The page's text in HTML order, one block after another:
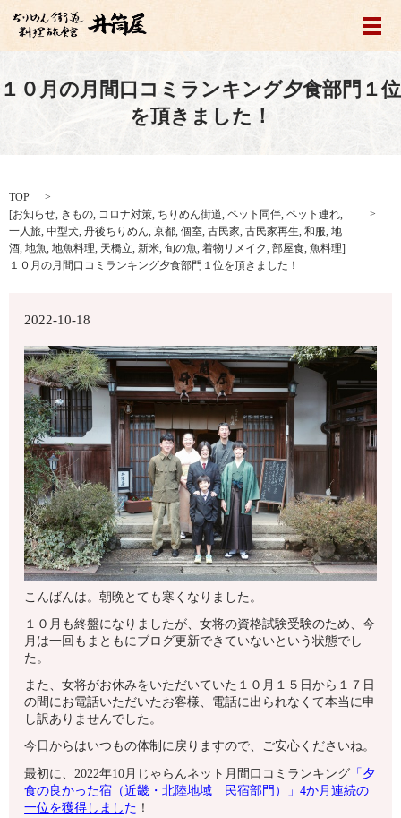
メ
１０月の月間口コミランキング夕食部門１位
を頂きました！
TOP
[お知らせ, きもの, コロナ対策, ちりめん街道, ペット同伴, ペット連れ,
一人旅, 中型犬, 丹後ちりめん, 京都, 個室, 古民家, 古民家再生, 和服, 地
酒, 地魚, 地魚料理, 天橋立, 新米, 旬の魚, 着物リメイク, 部屋食, 魚料理]
１０月の月間口コミランキング夕食部門１位を頂きました！
2022-10-18
こんばんは。朝晩とても寒くなりました。
１０月も終盤になりましたが、女将の資格試験受験のため、今
月は一回もまともにブログ更新できていないという状態でし
た。
また、女将がお休みをいただいていた１０月１５日から１７日
の間にお電話いただいたお客様、電話に出られなくて本当に申
し訳ありませんでした。
今日からはいつもの体制に戻りますので、ご安心くださいね。
最初に、2022年10月じゃらんネット月間口コミランキング 「 夕
食の良かった宿（近畿・北陸地域 民宿部門）」4か月連続の
一位を獲得しまし た ！